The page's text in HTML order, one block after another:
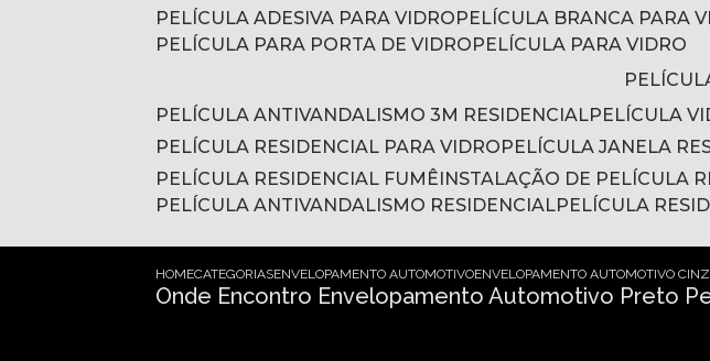
PELÍCULA ADESIVA PARA VIDRO
PELÍCULA BRANCA PARA
PELÍCULA PARA PORTA DE VIDRO
PELÍCULA PARA VIDRO
PELÍCULA ANTIVANDALISMO 3M RESIDENCIAL
PELÍCULA
PELÍCULA RESIDENCIAL PARA VIDRO
PELÍCULA JANELA
PELÍCULA RESIDENCIAL FUMÊ INSTALAÇÃO DE PELÍCULA
PELÍCULA ANTIVANDALISMO RESIDENCIAL
PELÍCULA
HOMECATEGORIASENVELOPAMENTO AUTOMOTIVOENVELOPAMENTO AUTOMOTIVO
Onde Encontro Envelopamento Automotivo Preto